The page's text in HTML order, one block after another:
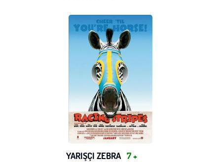
YARIŞÇI ZEBRA 7 +